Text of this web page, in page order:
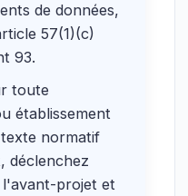
de données,
57(1)(c)
93.
toute
établissement
normatif
déclenchez
l'avant-projet et